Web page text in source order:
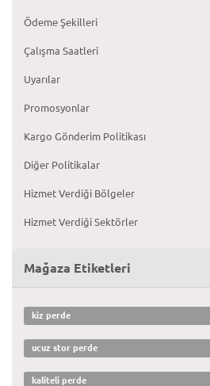
Ödeme Şekilleri
Çalışma Saatleri
Uyarılar
Promosyonlar
Kargo Gönderim Politikası
Diğer Politikalar
Hizmet Verdiği Bölgeler
Hizmet Verdiği Sektörler
Mağaza Etiketleri
kiz perde
ucuz stor perde
kaliteli perde